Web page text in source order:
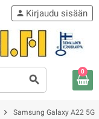
search
person Kirjaudu sisään
0
chevron_right Samsung Galaxy A22 5G